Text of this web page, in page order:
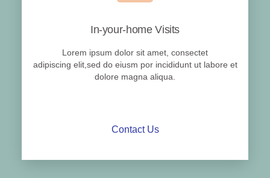
In-your-home Visits
Lorem ipsum dolor sit amet, consectet
adipiscing elit,sed do eiusm por incididunt ut labore et
dolore magna aliqua.
Contact Us